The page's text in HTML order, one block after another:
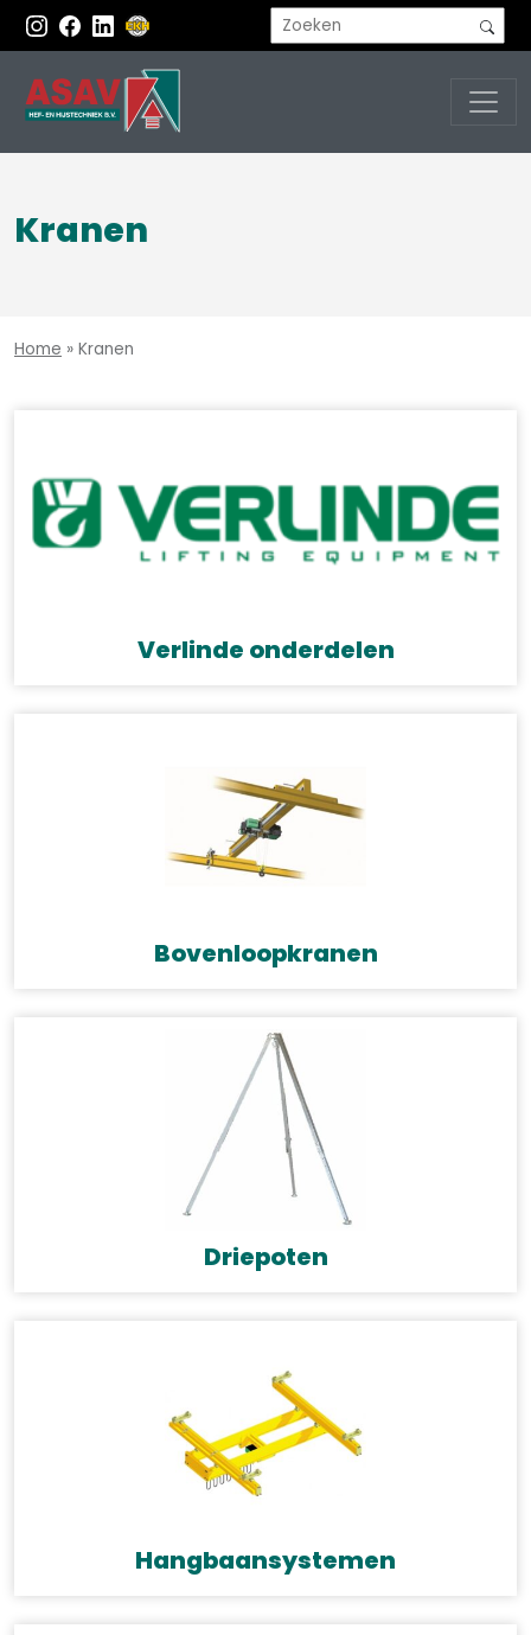
Kranen
Home » Kranen
Verlinde onderdelen
Bovenloopkranen
Driepoten
Hangbaansystemen